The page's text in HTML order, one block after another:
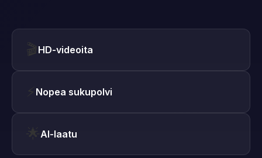
HD-videoita
Nopea sukupolvi
AI-laatu